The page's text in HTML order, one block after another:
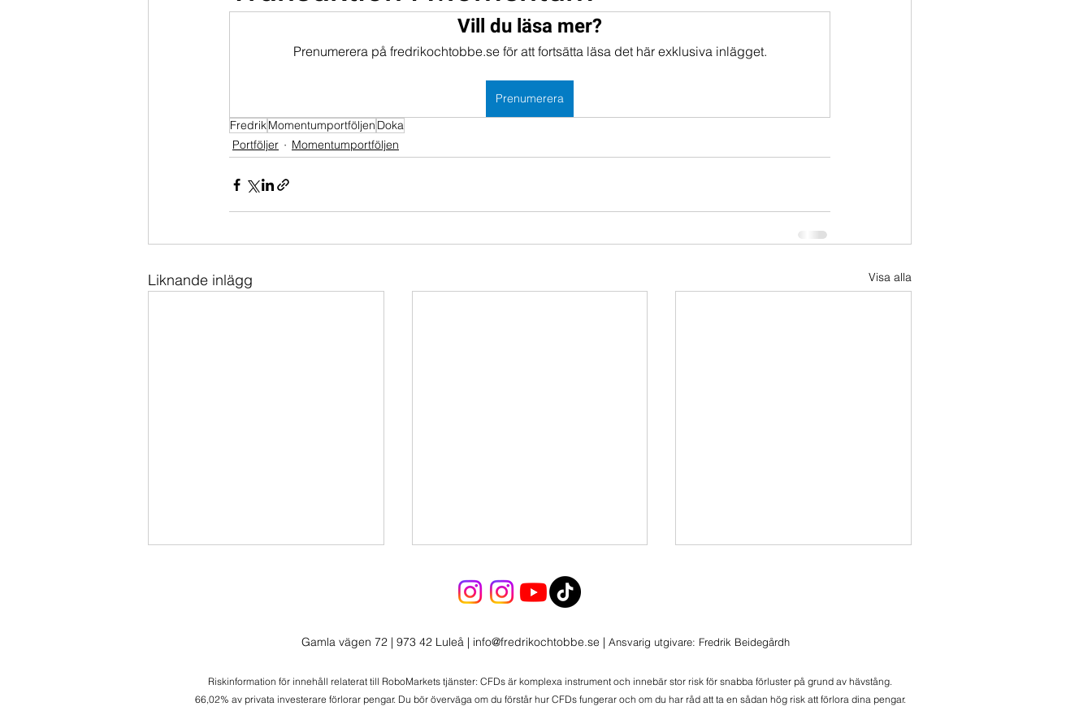
Portföljer
Vill du läsa mer?
Prenumerera på fredrikochtobbe.se för att fortsätta läsa det här exklusiva inlägget.
Prenumerera
FredrikMomentumportföljen Doka
Portföljer
Momentumportföljen
Liknande inlägg Visa alla
En sista trade för veckan
Transaktion i Momentum
1 ny position i
Gamla vägen 72 | 973 42 Luleå | info@fredrikochtobbe.se | Ansvarig utgivare: Fredrik Beidegårdh
Riskinformation för innehåll relaterat till RoboMarkets tjänster: CFDs är komplexa instrument och innebär stor risk för snabba förluster på grund av hävstång.
66,02% av privata investerare förlorar pengar. Du bör överväga om du förstår hur CFDs fungerar och om du har råd att ta en sådan hög risk att förlora dina pengar.